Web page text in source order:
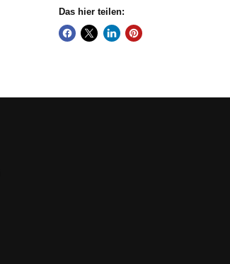
Das hier teilen: